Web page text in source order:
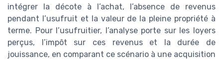
intégrer la décote à l’achat, l’absence de revenus
pendant l’usufruit et la valeur de la pleine propriété à
terme. Pour l’usufruitier, l’analyse porte sur les loyers
perçus, l’impôt sur ces revenus et la durée de
jouissance, en comparant ce scénario à une acquisition